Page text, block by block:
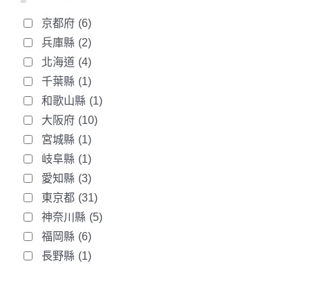
京都府 (6)
兵庫縣 (2)
北海道 (4)
千葉縣 (1)
和歌山縣 (1)
大阪府 (10)
宮城縣 (1)
岐阜縣 (1)
愛知縣 (3)
東京都 (31)
神奈川縣 (5)
福岡縣 (6)
長野縣 (1)